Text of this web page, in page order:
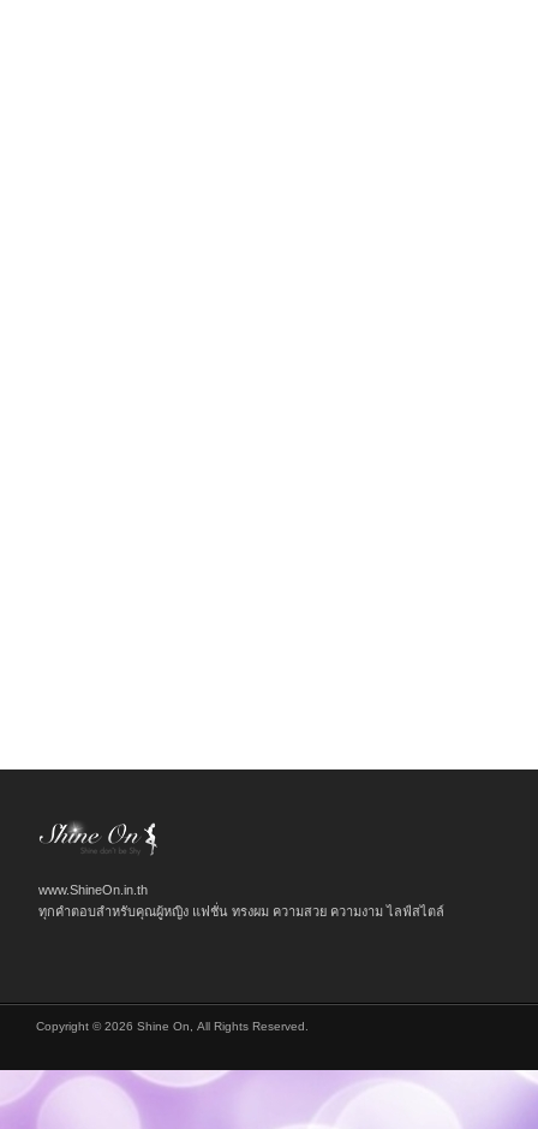
www.ShineOn.in.th
ทุกคำตอบสำหรับคุณผู้หญิง แฟชั่น ทรงผม ความสวย ความงาม ไลฟ์สไตล์
Copyright © 2026 Shine On, All Rights Reserved.